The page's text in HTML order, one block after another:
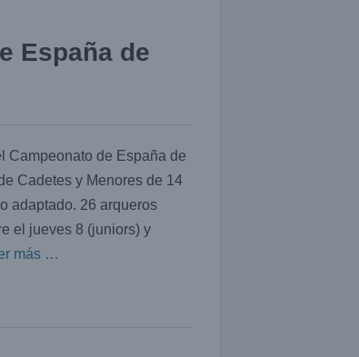
España de
Campeonato de España de
Cadetes y Menores de 14
adaptado. 26 arqueros
el jueves 8 (juniors) y
más …